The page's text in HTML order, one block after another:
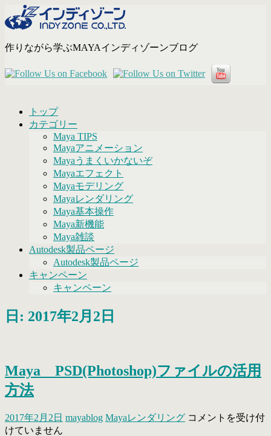
ン
ン
へ
作りながら学ぶMAYAインディゾーンブログ
トップ
カテゴリー
Maya TIPS
Mayaアニメーション
Mayaうまくいかないぞ
Mayaエフェクト
Mayaモデリング
Mayaレンダリング
Maya基本操作
Maya新機能
Maya雑談
Autodesk製品ページ
Autodesk製品ページ
キャンペーン
キャンペーン
日: 2017年2月2日
Maya PSD(Photoshop)ファイルの活用
方法
2017年2月2日 mayablog Mayaレンダリング Maya
コメントを受け付
けていません